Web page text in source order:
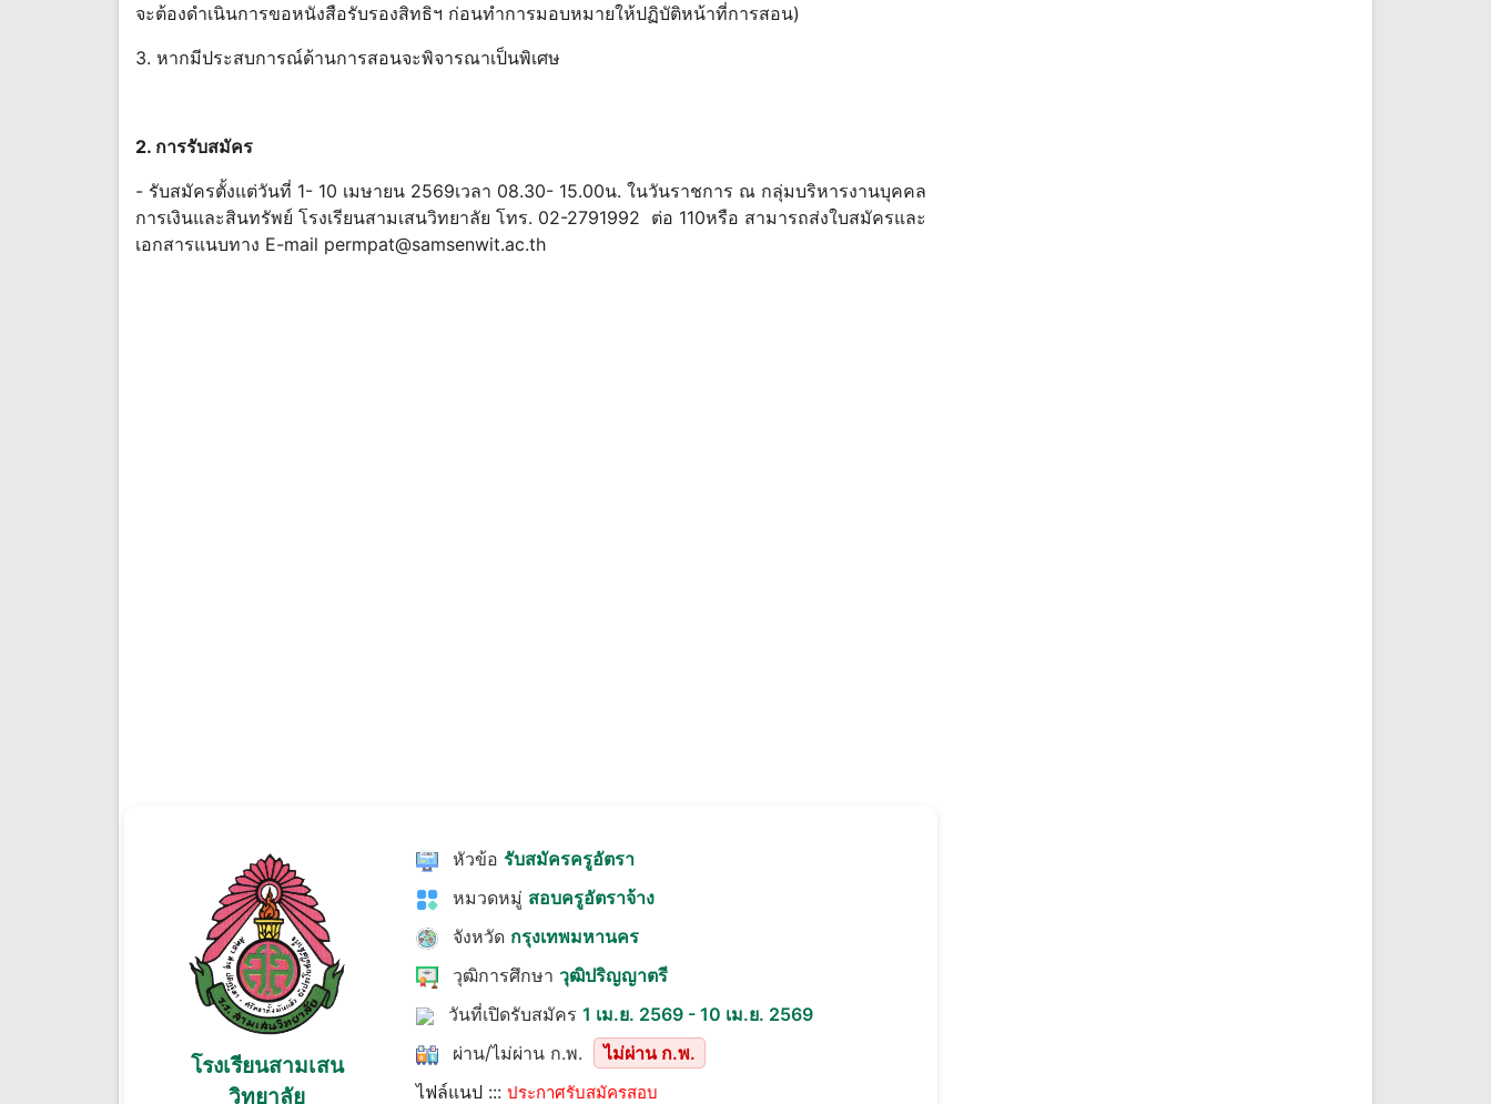
จะต้องดําเนินการขอหนังสือรับรองสิทธิฯ ก่อนทําการมอบหมายให้ปฏิบัติหน้าที่การสอน)
3. หากมีประสบการณ์ด้านการสอนจะพิจารณาเป็นพิเศษ
2. การรับสมัคร
- รับสมัครตั้งแต่วันที่ 1- 10 เมษายน 2569เวลา 08.30- 15.00น. ในวันราชการ ณ กลุ่มบริหารงานบุคคล
การเงินและสินทรัพย์ โรงเรียนสามเสนวิทยาลัย โทร. 02-2791992 ต่อ 110หรือ สามารถส่งใบสมัครและ
เอกสารแนบทาง E-mail permpat@samsenwit.ac.th
โรงเรียนสามเสน
วิทยาลัย
หัวข้อ รับสมัครครูอัตรา
หมวดหมู่ สอบครูอัตราจ้าง
จังหวัด กรุงเทพมหานคร
วุฒิการศึกษา วุฒิปริญญาตรี
วันที่เปิดรับสมัคร 1 เม.ย. 2569 - 10 เม.ย. 2569
ผ่าน/ไม่ผ่าน ก.พ.
ไม่ผ่าน ก.พ.
ไฟล์แนป ::: ประกาศรับสมัครสอบ